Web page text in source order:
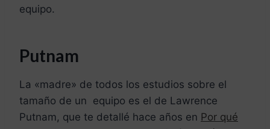
equipo.
Putnam
La «madre» de todos los estudios sobre el
tamaño de un equipo es el de Lawrence
Putnam, que te detallé hace años en Por qué